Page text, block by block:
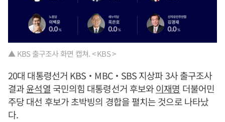
▲ KBS 출구조사 화면 캡쳐. < KBS >
20대 대통령선거 KBS‧MBC‧SBS 지상파 3사 출구조사
결과윤석열 국민의힘 대통령선거 후보와이재명 더불어민
주당 대선 후보가 초박빙의 경합을 펼치는 것으로 나타났
다.